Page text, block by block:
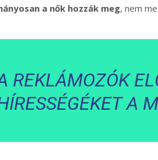
a nők hozzák meg, nem
REKLÁMOZÓK
A